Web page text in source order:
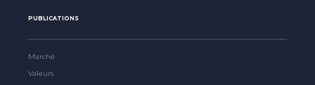
PUBLICATIONS
Marché
Valeurs